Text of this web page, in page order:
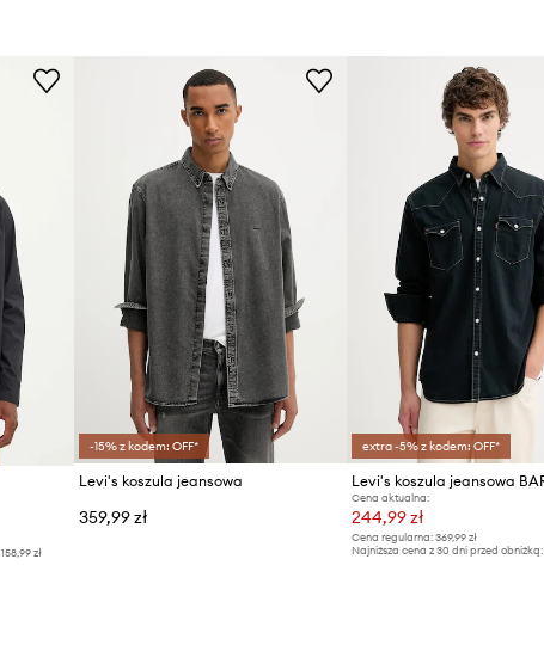
158,99 zł
-15% z kodem: OFF*
Levi's koszula jeansowa
359,99 zł
extra -5% z kodem: OFF*
Cena aktualna:
244,99 zł
Cena regularna: 369,99 zł
Najniższa cena z 30 dni przed obniżką: